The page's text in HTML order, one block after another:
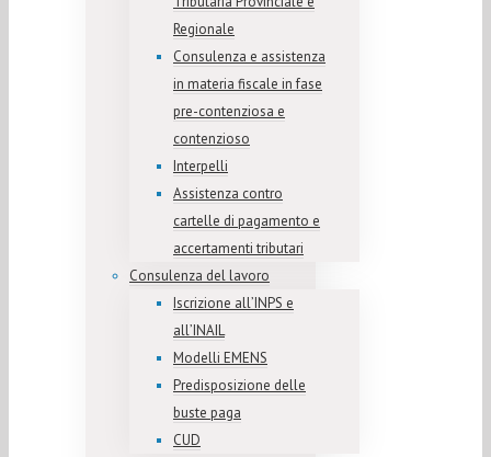
Regionale
Consulenza e assistenza
in materia fiscale in fase
pre-contenziosa e
contenzioso
Interpelli
Assistenza contro
cartelle di pagamento e
accertamenti tributari
Consulenza del lavoro
Iscrizione all’INPS e
all’INAIL
Modelli EMENS
Predisposizione delle
buste paga
CUD